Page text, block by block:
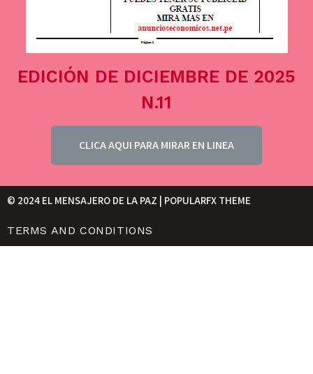
EDICIÓN DE DICIEMBRE DE 2025
N.11
CLICA AQUI PARA MIRAR EN LINEA
© 2024 EL MENSAJERO DE LA PAZ | POPULARFX THEME
TERMS AND CONDITIONS